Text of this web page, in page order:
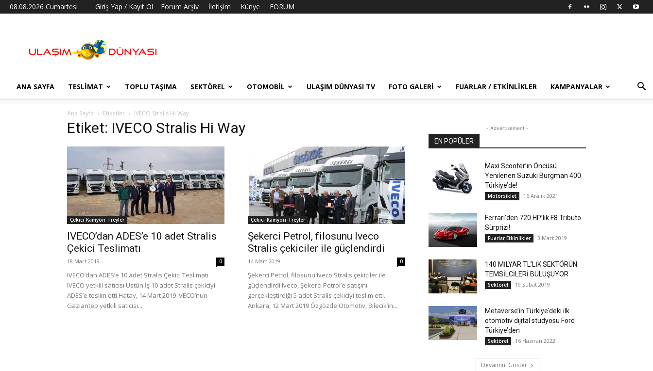
08.08.2026 Cumartesi Giriş Yap / Kayıt Ol Forum Arşiv İletişim Künye FORUM
Dünyası
ANA SAYFA TESLIMAT TOPLU TAŞIMA SEKTÖREL OTOMOBIL ULAŞIM DÜNYASI TV FOTO GALERI FUARLAR / ETKINLIKLER KAMPANYALAR
Ana Sayfa Etiketler IVECO Stralis Hi Way
Etiket: IVECO Stralis Hi Way
Çekici-Kamyon-Treyler
IVECO’dan ADES’e 10 adet Stralis
Çekici Teslimatı
18 Mart 2019 0
IVECO’dan ADES’e 10 adet Stralis Çekici Teslimatı
IVECO yetkili satıcısı Üstün İş 10 adet Stralis çekiciyi
ADES’e teslim etti Hatay, 14 Mart 2019 IVECO’nun
Gaziantep yetkili satıcısı...
Çekici-Kamyon-Treyler
Şekerci Petrol, filosunu Iveco
Stralis çekiciler ile güçlendirdi
14 Mart 2019 0
Şekerci Petrol, filosunu Iveco Stralis çekiciler ile
güçlendirdi Iveco, Şekerci Petrol’e satışını
gerçekleştirdiği 5 adet Stralis çekiciyi teslim etti.
Ankara, 12 Mart 2019 Özgözde Otomotiv, Bilecik’in...
- Advertisement -
EN POPÜLER
Maxi Scooter’ın Öncüsü
Yenilenen Suzuki Burgman 400
Türkiye’de!
Motorsiklet 16 Aralık 2021
Ferrari’den 720 HP’lik F8 Tributo
Sürprizi!
Fuarlar Etkinlikler 3 Mart 2019
140 MİLYAR TL’LİK SEKTÖRÜN
TEMSİLCİLERİ BULUŞUYOR
Sektörel 19 Şubat 2019
Metaverse’in Türkiye’deki ilk
otomotiv dijital stüdyosu Ford
Türkiye’den
Sektörel 16 Haziran 2022
Devamını Göster